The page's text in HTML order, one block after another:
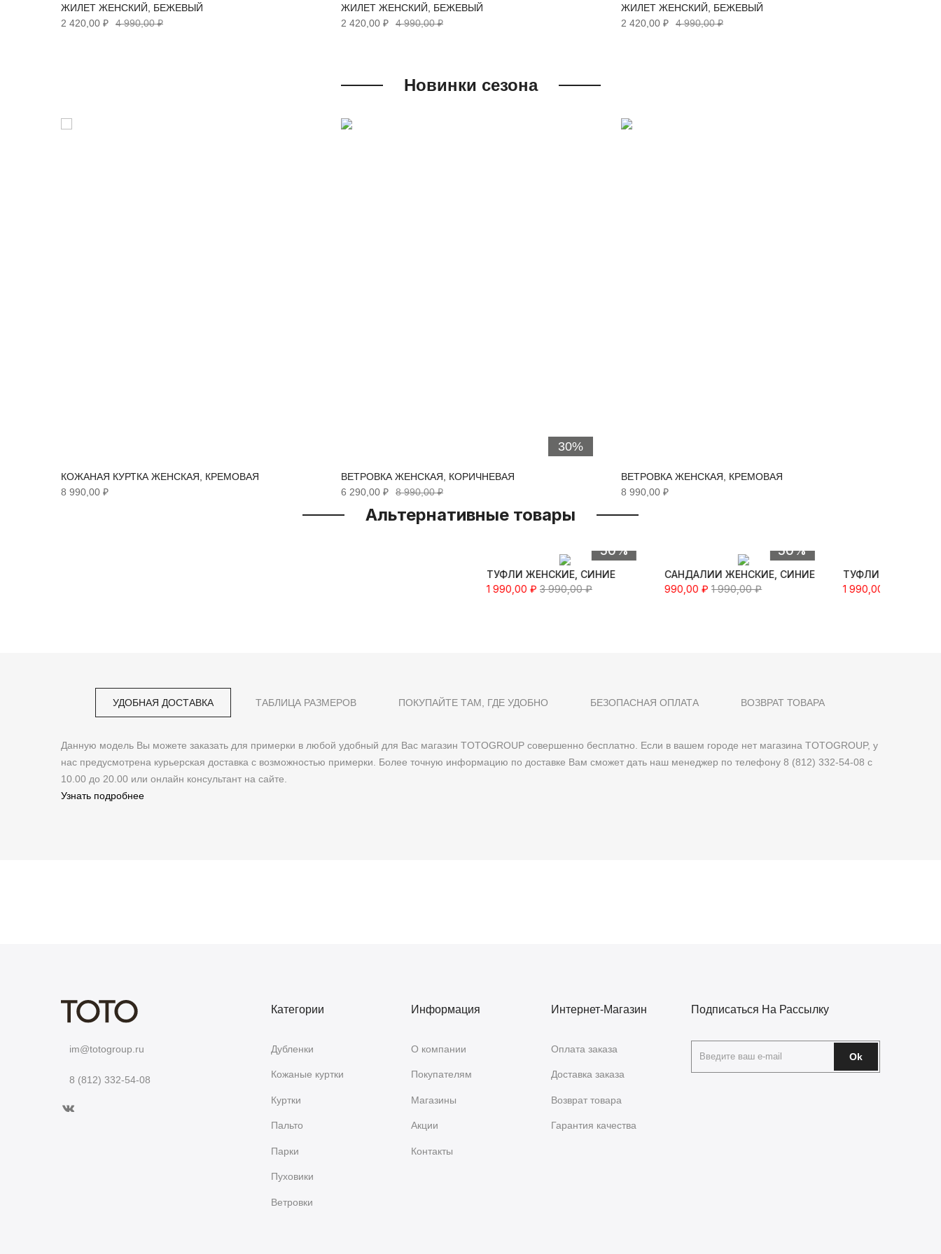
ЖИЛЕТ ЖЕНСКИЙ, БЕЖЕВЫЙ
2 420,00 ₽
4 990,00 ₽
ЖИЛЕТ ЖЕНСКИЙ, БЕЖЕВЫЙ
2 420,00 ₽
4 990,00 ₽
ЖИЛЕТ ЖЕНСКИЙ, БЕЖЕВЫЙ
2 420,00 ₽
4 990,00 ₽
Новинки сезона
КОЖАНАЯ КУРТКА ЖЕНСКАЯ, КРЕМОВАЯ
8 990,00 ₽
30%
ВЕТРОВКА ЖЕНСКАЯ, КОРИЧНЕВАЯ
6 290,00 ₽
8 990,00 ₽
ВЕТРОВКА ЖЕНСКАЯ, КРЕМОВАЯ
8 990,00 ₽
Альтернативные товары
Быстрый просмотр
50%
ТУФЛИ ЖЕНСКИЕ, СИНИЕ
1 990,00 ₽ 3 990,00 ₽
50%
САНДАЛИИ ЖЕНСКИЕ, СИНИЕ
990,00 ₽ 1 990,00 ₽
ТУФЛИ ЖЕНСКИЕ,
1 990,00 ₽
УДОБНАЯ ДОСТАВКА
Данную модель Вы можете заказать для примерки в любой удобный для Вас магазин TOTOGROUP совершенно бесплатно. Если в вашем городе нет магазина TOTOGROUP, у
нас предусмотрена курьерская доставка с возможностью примерки. Более точную информацию по доставке Вам сможет дать наш менеджер по телефону 8 (812) 332-54-08 с
10.00 до 20.00 или онлайн консультант на сайте.
Узнать подробнее
ТАБЛИЦА РАЗМЕРОВ ПОКУПАЙТЕ ТАМ, ГДЕ УДОБНО БЕЗОПАСНАЯ ОПЛАТА ВОЗВРАТ ТОВАРА
im@totogroup.ru
8 (812) 332-54-08
Категории
Дубленки
Кожаные куртки
Куртки
Пальто
Парки
Пуховики
Ветровки
Информация
О компании
Покупателям
Магазины
Акции
Контакты
Интернет-Магазин
Оплата заказа
Доставка заказа
Возврат товара
Гарантия качества
Подписаться На Рассылку
Ok